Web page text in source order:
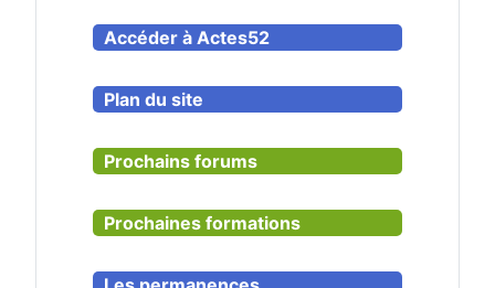
Accéder à Actes52
Plan du site
Prochains forums
Prochaines formations